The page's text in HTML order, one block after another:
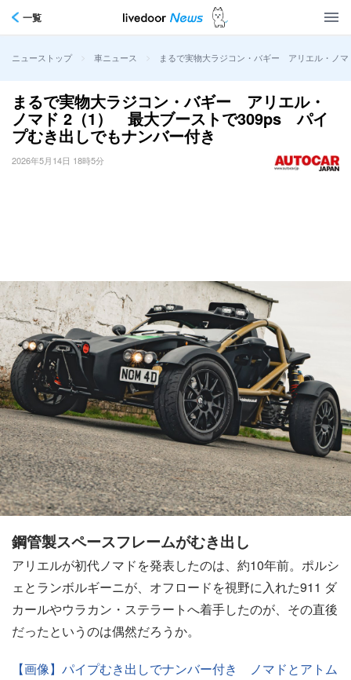
一覧
ニューストップ > 車ニュース > まるで実物大ラジコン・バギー アリエル・ノ
まるで実物大ラジコン・バギー アリエル・
ノマド 2（1） 最大ブーストで309ps パイ
プむき出しでもナンバー付き
2026年5月14日 18時5分
鋼管製スペースフレームがむき出し
アリエルが初代ノマドを発表したのは、約10年前。ポルシ
ェとランボルギーニが、オフロードを視野に入れた911 ダ
カールやウラカン・ステラートへ着手したのが、その直後
だったというのは偶然だろうか。
【画像】パイプむき出しでナンバー付き ノマドとアトム